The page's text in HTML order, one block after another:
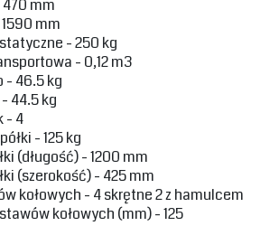
mm‎
mm‎
- 250 kg‎
- 0,12 m3‎
- 46.5 kg‎
44.5 kg‎
- 4‎
- 125 kg‎
(długość) - 1200 mm‎
(szerokość) - 425 mm‎
kołowych - 4 skrętne 2 z hamulcem‎
kołowych (mm) - 125‎